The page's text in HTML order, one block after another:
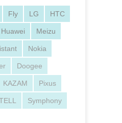
Fly LG HTC
Huawei Meizu
Nokia
Doogee
KAZAM Pixus
Symphony